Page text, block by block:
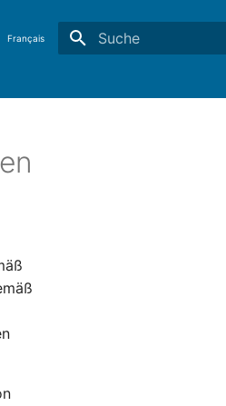
Français